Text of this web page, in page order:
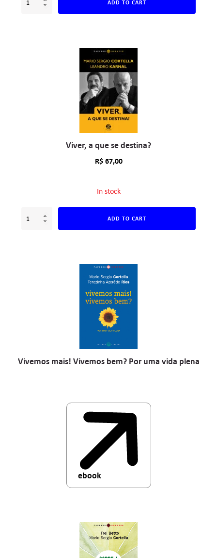
ADD TO CART
Viver, a que se destina?
R$67,00
In stock
ADD TO CART
Vivemos mais! Vivemos bem? Por uma vida plena
ebook